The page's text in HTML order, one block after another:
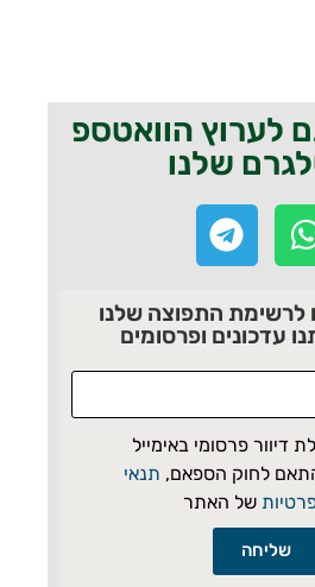
לערוץ הוואטספ
שלנו
לרשימת התפוצה שלנו
עדכונים ופרסומים
פרסומי באימייל
לחוק הספאם, תנאי
של האתר
שליחה